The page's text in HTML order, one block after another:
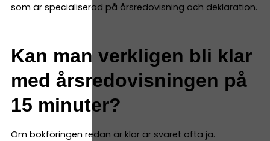
som är specialiserad på årsredovisning och deklaration.
Kan man verkligen bli klar
med årsredovisningen på
15 minuter?
Om bokföringen redan är klar är svaret ofta ja.